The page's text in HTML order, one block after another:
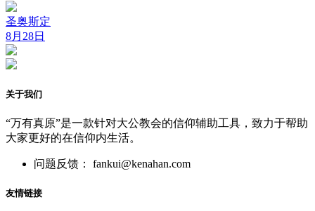
圣奥斯定
8月28日
关于我们
“万有真原”是一款针对大公教会的信仰辅助工具，致力于帮助
大家更好的在信仰内生活。
问题反馈： fankui@kenahan.com
友情链接